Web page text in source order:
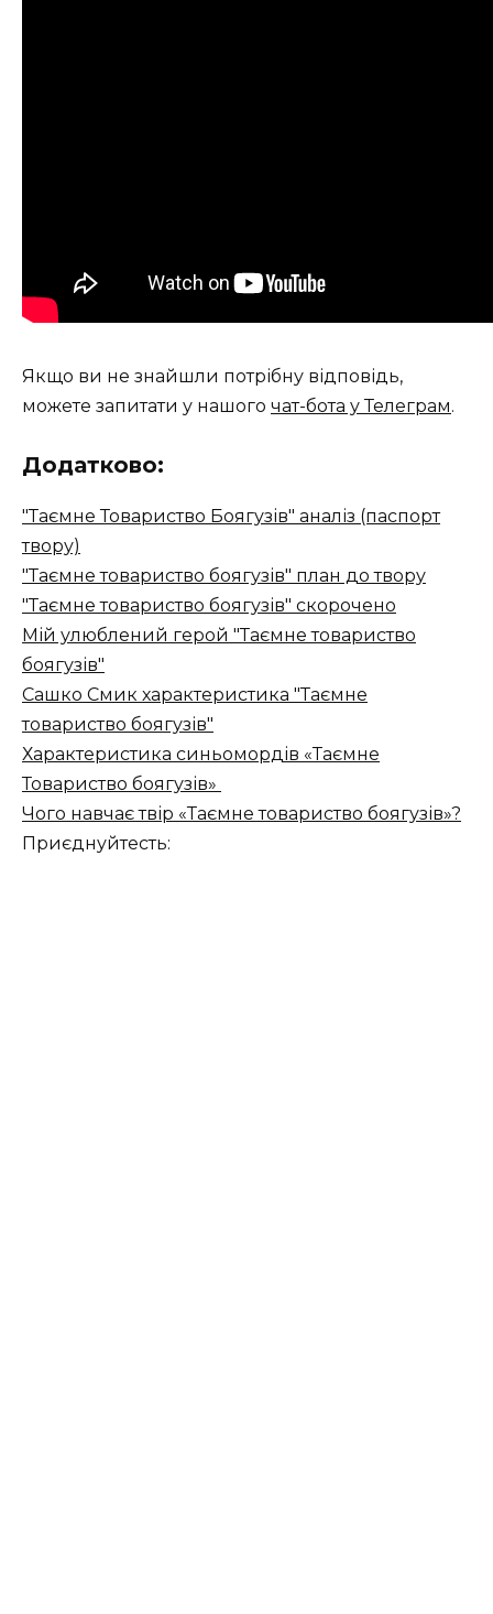
Якщо ви не знайшли потрібну відповідь,
можете запитати у нашого чат-бота у Телеграм.
Додатково:
"Таємне Товариство Боягузів" аналіз (паспорт
твору)
"Таємне товариство боягузів" план до твору
"Таємне товариство боягузів" скорочено
Мій улюблений герой "Таємне товариство
боягузів"
Сашко Смик характеристика "Таємне
товариство боягузів"
Характеристика синьомордів «Таємне
Товариство боягузів»
Чого навчає твір «Таємне товариство боягузів»?
Приєднуйтесть: